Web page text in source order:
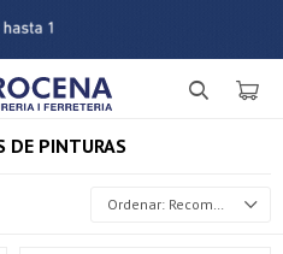
DE PINTURAS
Recomendados